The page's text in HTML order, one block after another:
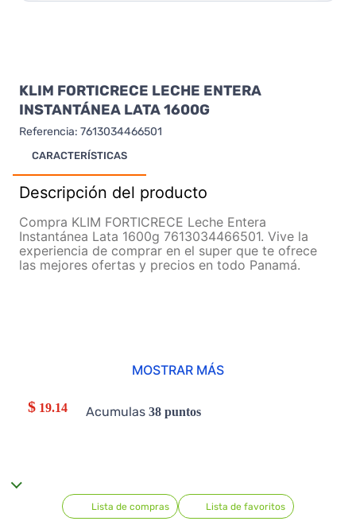
KLIM FORTICRECE LECHE ENTERA
INSTANTÁNEA LATA 1600G
Referencia: 7613034466501
CARACTERÍSTICAS
Descripción del producto
Compra KLIM FORTICRECE Leche Entera
Instantánea Lata 1600g 7613034466501. Vive la
experiencia de comprar en el super que te ofrece
las mejores ofertas y precios en todo Panamá.
MOSTRAR MÁS
$ 19.14 Acumulas 38puntos
Lista de compras Lista de favoritos